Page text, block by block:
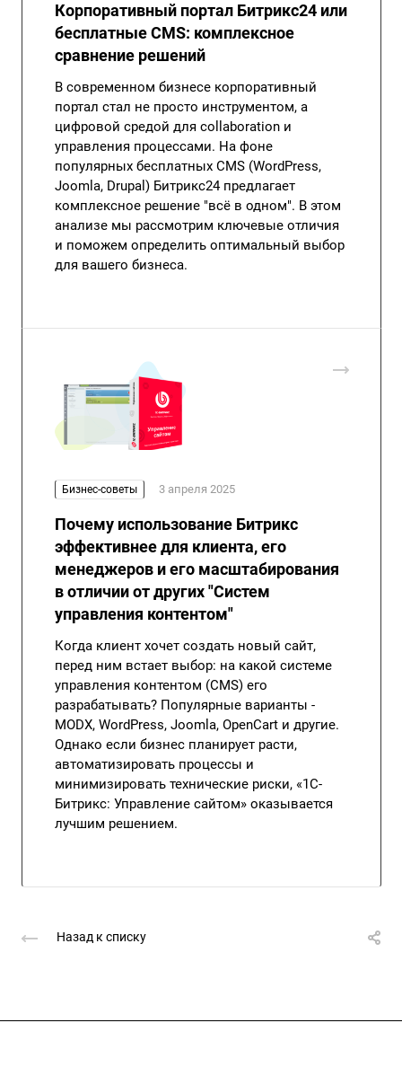
Корпоративный портал Битрикс24 или
бесплатные CMS: комплексное
сравнение решений
В современном бизнесе корпоративный
портал стал не просто инструментом, а
цифровой средой для collaboration и
управления процессами. На фоне
популярных бесплатных CMS (WordPress,
Joomla, Drupal) Битрикс24 предлагает
комплексное решение "всё в одном". В этом
анализе мы рассмотрим ключевые отличия
и поможем определить оптимальный выбор
для вашего бизнеса.
Бизнес-советы 3 апреля 2025
Почему использование Битрикс
эффективнее для клиента, его
менеджеров и его масштабирования
в отличии от других "Систем
управления контентом"
Когда клиент хочет создать новый сайт,
перед ним встает выбор: на какой системе
управления контентом (CMS) его
разрабатывать? Популярные варианты -
MODX, WordPress, Joomla, OpenCart и другие.
Однако если бизнес планирует расти,
автоматизировать процессы и
минимизировать технические риски, «1С-
Битрикс: Управление сайтом» оказывается
лучшим решением.
Назад к списку